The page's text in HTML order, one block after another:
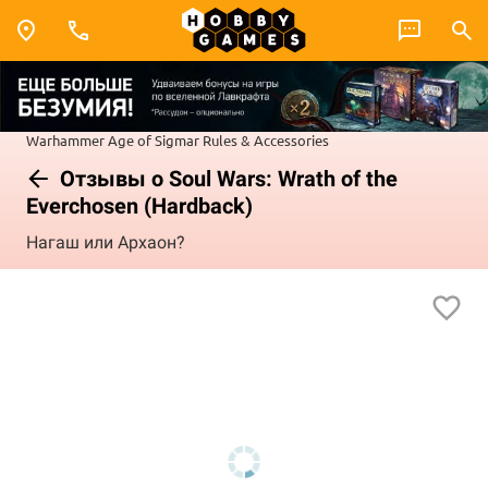
WarhammerAge of Sigmar Rules & Accessories
Отзывы о Soul Wars: Wrath of the
Everchosen (Hardback)
Нагаш или Архаон?